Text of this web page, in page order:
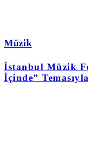
Müzik
İstanbul Müzik
İçinde”